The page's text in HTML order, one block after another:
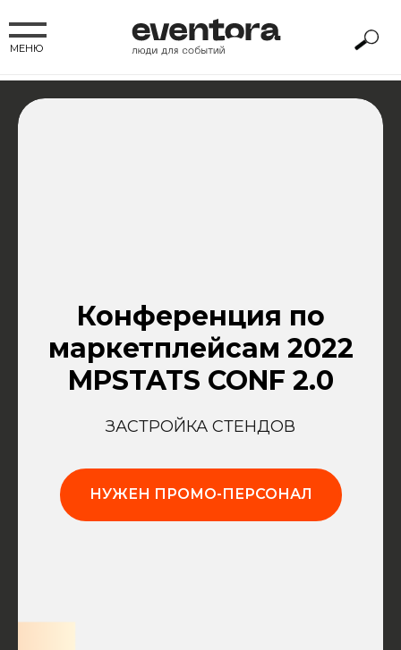
МЕНЮ
Конференция по
маркетплейсам 2022
MPSTATS CONF 2.0
ЗАСТРОЙКА СТЕНДОВ
НУЖЕН ПРОМО-ПЕРСОНАЛ